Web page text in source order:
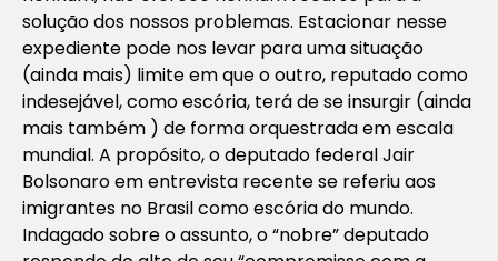
solução dos nossos problemas. Estacionar nesse
expediente pode nos levar para uma situação
(ainda mais) limite em que o outro, reputado como
indesejável, como escória, terá de se insurgir (ainda
mais também ) de forma orquestrada em escala
mundial. A propósito, o deputado federal Jair
Bolsonaro em entrevista recente se referiu aos
imigrantes no Brasil como escória do mundo.
Indagado sobre o assunto, o “nobre” deputado